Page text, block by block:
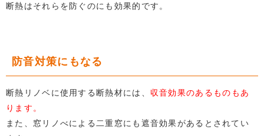
断熱はそれらを防ぐのにも効果的です。
防音対策にもなる
断熱リノベに使用する断熱材には、 収音効果のあるものもあ
ります。
また、窓リノべによる二重窓にも遮音効果があるとされてい